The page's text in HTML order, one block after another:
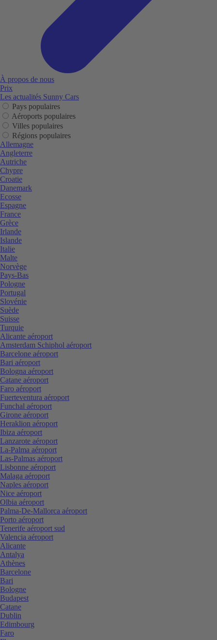
À propos de nous
Prix
Les actualités Sunny Cars
Pays populaires
Aéroports populaires
Villes populaires
Régions populaires
Allemagne
Angleterre
Autriche
Chypre
Croatie
Danemark
Ecosse
Espagne
France
Grèce
Irlande
Islande
Italie
Malte
Norvège
Pays-Bas
Pologne
Portugal
Slovénie
Suède
Suisse
Turquie
Alicante aéroport
Amsterdam Schiphol aéroport
Barcelone aéroport
Bari aéroport
Bologna aéroport
Catane aéroport
Faro aéroport
Fuerteventura aéroport
Funchal aéroport
Girone aéroport
Heraklion aéroport
Ibiza aéroport
Lanzarote aéroport
La-Palma aéroport
Las-Palmas aéroport
Lisbonne aéroport
Malaga aéroport
Naples aéroport
Nice aéroport
Olbia aéroport
Palma-De-Mallorca aéroport
Porto aéroport
Tenerife aéroport sud
Valencia aéroport
Alicante
Antalya
Athènes
Barcelone
Bari
Bologne
Budapest
Catane
Dublin
Edimbourg
Faro